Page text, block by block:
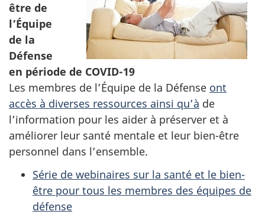
être de
l’Équipe
de la
Défense
en période de COVID-19
Les membres de l’Équipe de la Défense ont
accès à diverses ressources ainsi qu’à de
l’information pour les aider à préserver et à
améliorer leur santé mentale et leur bien-être
personnel dans l’ensemble.
Série de webinaires sur la santé et le bien-
être pour tous les membres des équipes de
défense